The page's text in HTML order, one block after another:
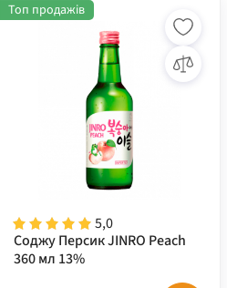
5,0
Соджу Персик JINRO Peach
360 мл 13%
Топ продажів